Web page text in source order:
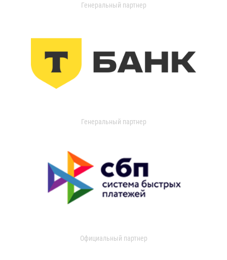
Генеральный партнер
Генеральный партнер
Официальный партнер